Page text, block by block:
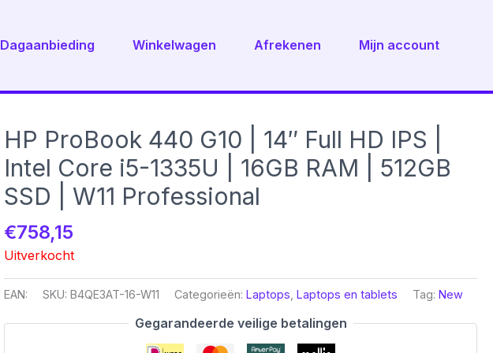
Dagaanbieding Winkelwagen Afrekenen Mijn account
HP ProBook 440 G10 | 14″ Full HD IPS |
Intel Core i5-1335U | 16GB RAM | 512GB
SSD | W11 Professional
€758,15
Uitverkocht
EAN: SKU:B4QE3AT-16-W11 Categorieën:Laptops ,Laptops en tablets Tag:New
Gegarandeerde veilige betalingen